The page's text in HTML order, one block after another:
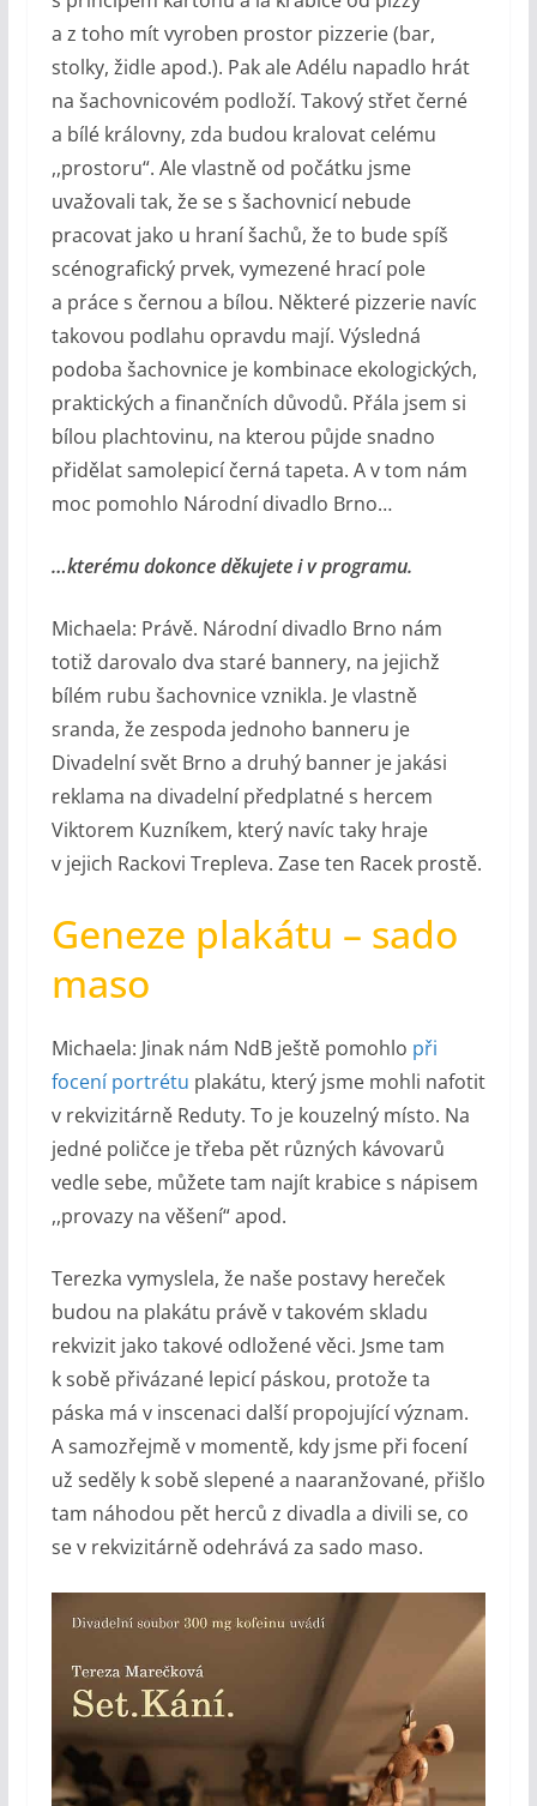
a z toho mít vyroben prostor pizzerie (bar,
stolky, židle apod.). Pak ale Adélu napadlo hrát
na šachovnicovém podloží. Takový střet černé
a bílé královny, zda budou kralovat celému
,,prostoru“. Ale vlastně od počátku jsme
uvažovali tak, že se s šachovnicí nebude
pracovat jako u hraní šachů, že to bude spíš
scénografický prvek, vymezené hrací pole
a práce s černou a bílou. Některé pizzerie navíc
takovou podlahu opravdu mají. Výsledná
podoba šachovnice je kombinace ekologických,
praktických a finančních důvodů. Přála jsem si
bílou plachtovinu, na kterou půjde snadno
přidělat samolepicí černá tapeta. A v tom nám
moc pomohlo Národní divadlo Brno…
…kterému dokonce děkujete i v programu.
Michaela: Právě. Národní divadlo Brno nám
totiž darovalo dva staré bannery, na jejichž
bílém rubu šachovnice vznikla. Je vlastně
sranda, že zespoda jednoho banneru je
Divadelní svět Brno a druhý banner je jakási
reklama na divadelní předplatné s hercem
Viktorem Kuzníkem, který navíc taky hraje
v jejich Rackovi Trepleva. Zase ten Racek prostě.
Geneze plakátu – sado
maso
Michaela: Jinak nám NdB ještě pomohlo při
focení portrétu plakátu, který jsme mohli nafotit
v rekvizitárně Reduty. To je kouzelný místo. Na
jedné poličce je třeba pět různých kávovarů
vedle sebe, můžete tam najít krabice s nápisem
,,provazy na věšení“ apod.
Terezka vymyslela, že naše postavy hereček
budou na plakátu právě v takovém skladu
rekvizit jako takové odložené věci. Jsme tam
k sobě přivázané lepicí páskou, protože ta
páska má v inscenaci další propojující význam.
A samozřejmě v momentě, kdy jsme při focení
už seděly k sobě slepené a naaranžované, přišlo
tam náhodou pět herců z divadla a divili se, co
se v rekvizitárně odehrává za sado maso.